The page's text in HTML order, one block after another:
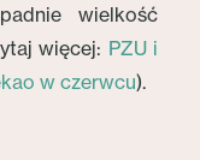
wielkość
więcej: PZU i
w czerwcu).